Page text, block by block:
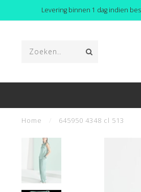
Levering binnen 1 dag indien
Home 645950 4348 cl 513